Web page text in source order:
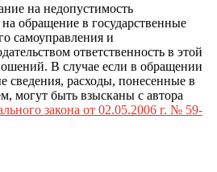
на недопустимость
обращение в государственные
самоуправления и
ответственность в этой
В случае если в обращении
сведения, расходы, понесенные в
могут быть взысканы с автора
закона от 02.05.2006 г. № 59-